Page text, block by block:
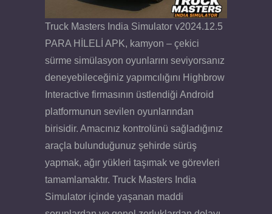
Truck Masters India Simulator v2024.12.5
PARA HİLELİ APK, kamyon – çekici
sürme simülasyon oyunlarını seviyorsanız
deneyebileceğiniz yapımcılığını Highbrow
Interactive firmasının üstlendiği Android
platformunun sevilen oyunlarından
birisidir. Amacınız kontrolünü sağladığınız
araçla bulunduğunuz şehirde sürüş
yapmak, ağır yükleri taşımak ve görevleri
tamamlamaktır. Truck Masters India
Simulator içinde yaşanan maddi